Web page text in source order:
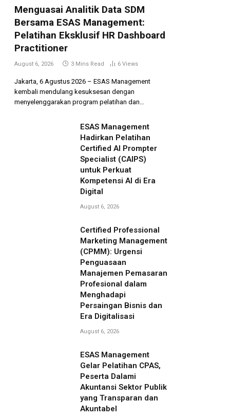
Menguasai Analitik Data SDM
Bersama ESAS Management:
Pelatihan Eksklusif HR Dashboard
Practitioner
August 6, 2026 3 Mins Read 6 Views
Jakarta, 6 Agustus 2026 – ESAS Management
kembali mendulang kesuksesan dengan
menyelenggarakan program pelatihan dan…
ESAS Management
Hadirkan Pelatihan
Certified AI Prompter
Specialist (CAIPS)
untuk Perkuat
Kompetensi AI di Era
Digital
August 6, 2026
Certified Professional
Marketing Management
(CPMM): Urgensi
Penguasaan
Manajemen Pemasaran
Profesional dalam
Menghadapi
Persaingan Bisnis dan
Era Digitalisasi
August 6, 2026
ESAS Management
Gelar Pelatihan CPAS,
Peserta Dalami
Akuntansi Sektor Publik
yang Transparan dan
Akuntabel